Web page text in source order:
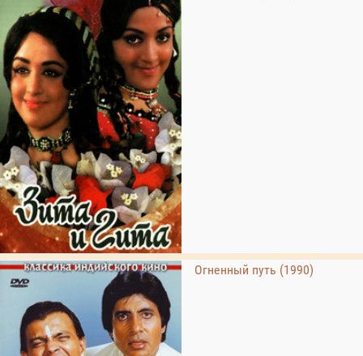
Огненный путь (1990)